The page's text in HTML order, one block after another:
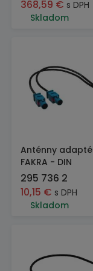
368,59 € s DPH
Skladom
Anténny
FAKRA - DIN
295 736 2
10,15 € s DPH
Skladom